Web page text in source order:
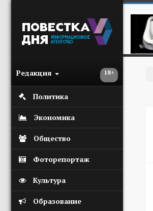
18+
Редакция
Политика
Экономика
Общество
Фоторепортаж
Культура
Образование